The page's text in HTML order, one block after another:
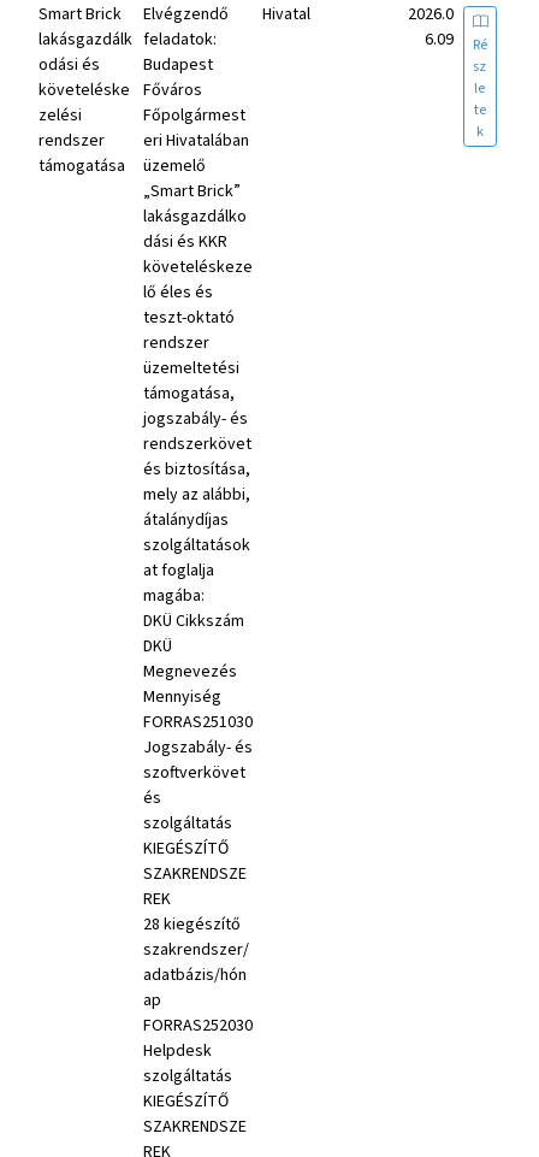
Smart Brick
lakásgazdálk
odási és
követeléske
zelési
rendszer
támogatása
Elvégzendő
feladatok:
Budapest
Főváros
Főpolgármest
eri Hivatalában
üzemelő
„Smart Brick”
lakásgazdálko
dási és KKR
követeléskeze
lő éles és
teszt-oktató
rendszer
üzemeltetési
támogatása,
jogszabály- és
rendszerkövet
és biztosítása,
mely az alábbi,
átalánydíjas
szolgáltatások
at foglalja
magába:
DKÜ Cikkszám
DKÜ
Megnevezés
Mennyiség
FORRAS251030
Jogszabály- és
szoftverkövet
és
szolgáltatás
KIEGÉSZÍTŐ
SZAKRENDSZE
REK
28 kiegészítő
szakrendszer/
adatbázis/hón
ap
FORRAS252030
Helpdesk
szolgáltatás
KIEGÉSZÍTŐ
SZAKRENDSZE
REK
Hivatal
2026.0
6.09
Ré
sz
le
te
k